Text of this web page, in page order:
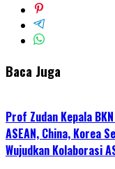
Baca Juga
Prof Zudan Kepala
ASEAN, China, Korea
Wujudkan Kolaborasi